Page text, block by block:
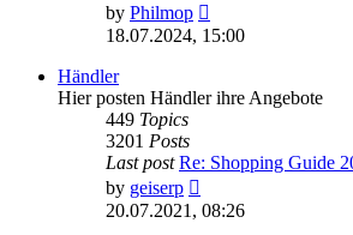
by Philmop
the
18.07.2024, 15:00
Händler
Hier posten Händler ihre Angebote
449 Topics
3201 Posts
Last post Re: Shopping Guide
by geiserp
the
20.07.2021, 08:26